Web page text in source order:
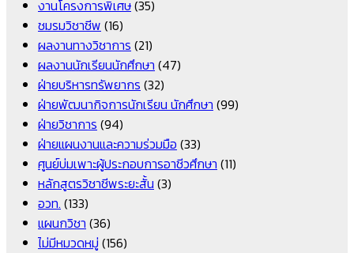
งานโครงการพิเศษ(35)
ชมรมวิชาชีพ (16)
ผลงานทางวิชาการ (21)
ผลงานนักเรียนนักศึกษา (47)
ฝ่ายบริหารทรัพยากร (32)
ฝ่ายพัฒนากิจการนักเรียน นักศึกษา (99)
ฝ่ายวิชาการ (94)
ฝ่ายแผนงานและความร่วมมือ (33)
ศูนย์บ่มเพาะผู้ประกอบการอาชีวศึกษา (11)
หลักสูตรวิชาชีพระยะสั้น (3)
อวท. (133)
แผนกวิชา (36)
ไม่มีหมวดหมู่ (156)